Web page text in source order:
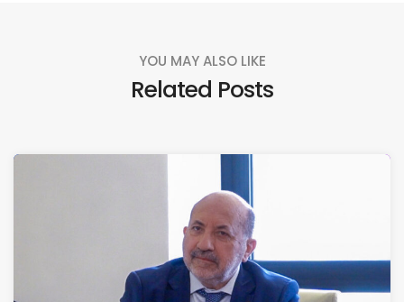
YOU MAY ALSO LIKE
Related Posts